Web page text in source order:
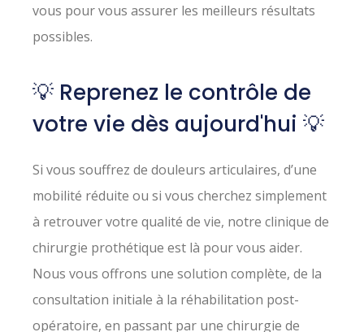
vous pour vous assurer les meilleurs résultats
possibles.
💡 Reprenez le contrôle de
votre vie dès aujourd'hui 💡
Si vous souffrez de douleurs articulaires, d’une
mobilité réduite ou si vous cherchez simplement
à retrouver votre qualité de vie, notre clinique de
chirurgie prothétique est là pour vous aider.
Nous vous offrons une solution complète, de la
consultation initiale à la réhabilitation post-
opératoire, en passant par une chirurgie de